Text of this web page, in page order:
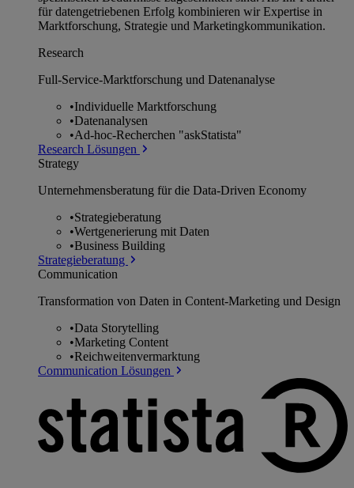
für datengetriebenen Erfolg kombinieren wir Expertise in
Marktforschung, Strategie und Marketingkommunikation.
Research
Full-Service-Marktforschung und Datenanalyse
•Individuelle Marktforschung
•Datenanalysen
•Ad-hoc-Recherchen "askStatista"
Research Lösungen
Strategy
Unternehmens­beratung für die Data-Driven Economy
•Strategieberatung
•Wertgenerierung mit Daten
•Business Building
Strategieberatung
Communication
Transformation von Daten in Content-Marketing und Design
•Data Storytelling
•Marketing Content
•Reichweitenvermarktung
Communication Lösungen